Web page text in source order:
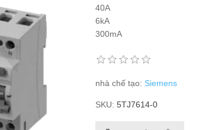
40A
6kA
300mA
nhà chế tạo: Siemens
SKU: 5TJ7614-0